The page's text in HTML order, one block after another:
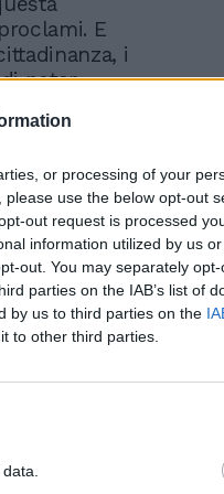
or processing of your
use the below opt-out
out request is processed
information utilized by us
out. You may separately
parties on the IAB’s list of
by us to third parties on the
to other third parties.
E
i
poter
lo
dobbiamo
per
maggioranza
quanto non
"a colpi
che, quando
adesso ci
sono da
hanno
graduatoria,
circa 2200